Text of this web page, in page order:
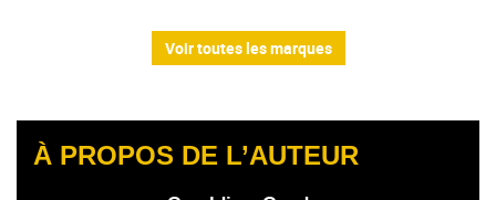
Voir toutes les marques
À PROPOS DE L’AUTEUR